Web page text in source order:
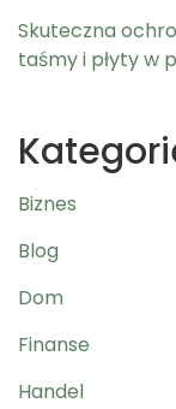
Skuteczna
taśmy i płyty w
Biznes
Blog
Dom
Finanse
Handel